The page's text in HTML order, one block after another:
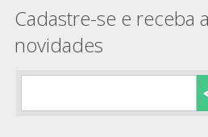
Cadastre-se e receba
novidades